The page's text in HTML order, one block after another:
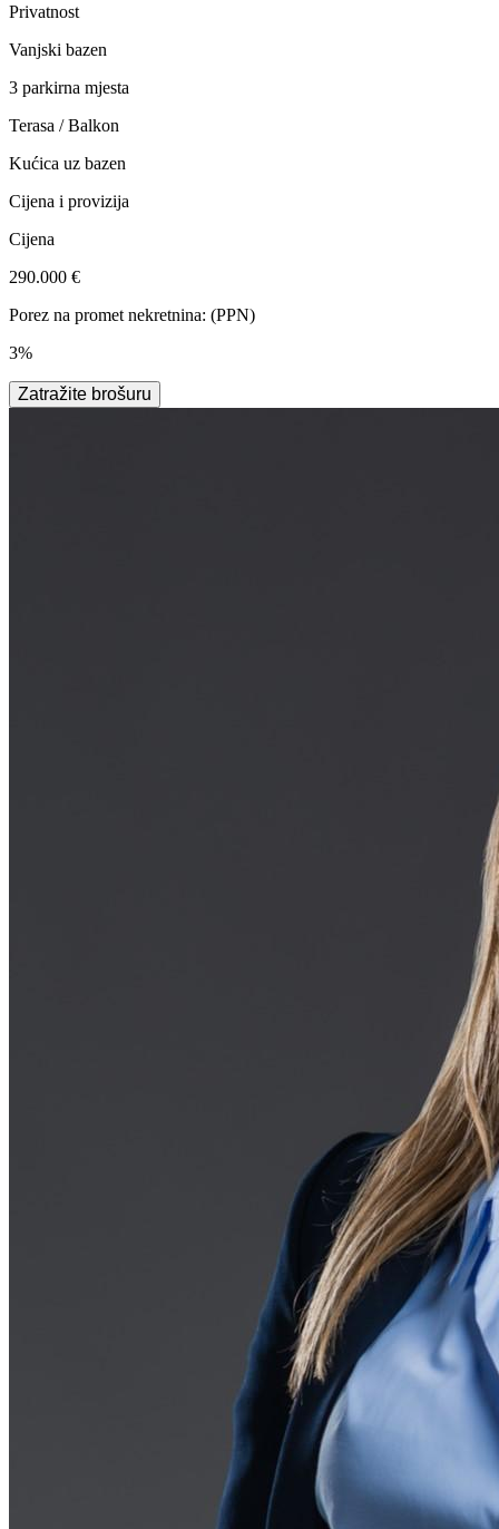
Privatnost
Vanjski bazen
3 parkirna mjesta
Terasa / Balkon
Kućica uz bazen
Cijena i provizija
Cijena
290.000 €
Porez na promet nekretnina: (PPN)
3%
Zatražite brošuru